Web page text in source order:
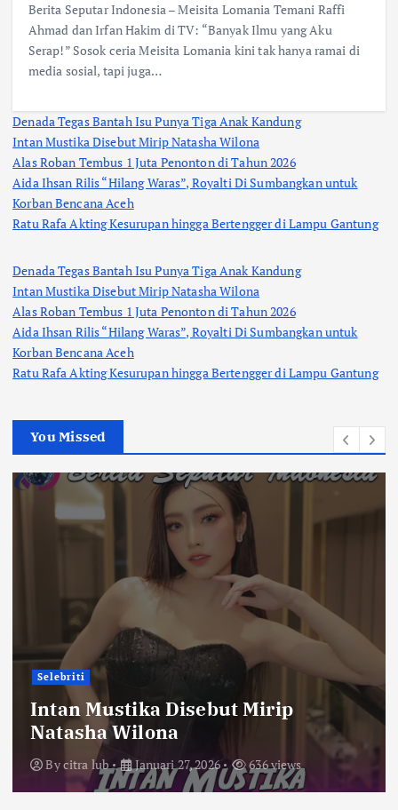
Berita Seputar Indonesia – Meisita Lomania Temani Raffi
Ahmad dan Irfan Hakim di TV: “Banyak Ilmu yang Aku
Serap!” Sosok ceria Meisita Lomania kini tak hanya ramai di
media sosial, tapi juga…
Denada Tegas Bantah Isu Punya Tiga Anak Kandung
Intan Mustika Disebut Mirip Natasha Wilona
Alas Roban Tembus 1 Juta Penonton di Tahun 2026
Aida Ihsan Rilis “Hilang Waras”, Royalti Di Sumbangkan untuk
Korban Bencana Aceh
Ratu Rafa Akting Kesurupan hingga Bertengger di Lampu Gantung
Denada Tegas Bantah Isu Punya Tiga Anak Kandung
Intan Mustika Disebut Mirip Natasha Wilona
Alas Roban Tembus 1 Juta Penonton di Tahun 2026
Aida Ihsan Rilis “Hilang Waras”, Royalti Di Sumbangkan untuk
Korban Bencana Aceh
Ratu Rafa Akting Kesurupan hingga Bertengger di Lampu Gantung
You Missed
Selebriti
Intan Mustika Disebut Mirip
Natasha Wilona
Bycitra lub Januari 27, 2026 636 views